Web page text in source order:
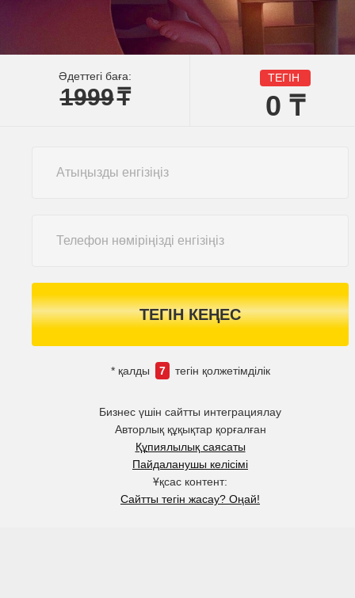
Әдеттегі баға:
1999₸
ТЕГІН
0 ₸
ТЕГІН КЕҢЕС
* қалды 7 тегін қолжетімділік
Бизнес үшін сайтты интеграциялау
Авторлық құқықтар қорғалған
Құпиялылық саясаты
Пайдаланушы келісімі
Ұқсас контент:
Сайтты тегін жасау? Оңай!